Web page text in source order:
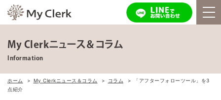
My Clerkニュース＆コラム
Information
ホーム My Clerkニュース＆コラム コラム
「アフターフォローツール」を3
点紹介